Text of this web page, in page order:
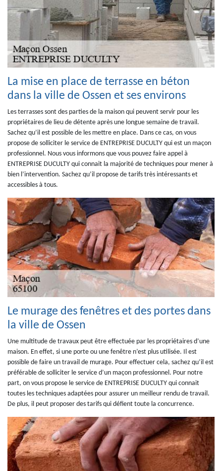
La mise en place de terrasse en béton
dans la ville de Ossen et ses environs
Les terrasses sont des parties de la maison qui peuvent servir pour les
propriétaires de lieu de détente après une longue semaine de travail.
Sachez qu’il est possible de les mettre en place. Dans ce cas, on vous
propose de solliciter le service de ENTREPRISE DUCULTY qui est un maçon
professionnel. Nous vous informons que vous pouvez faire appel à
ENTREPRISE DUCULTY qui connait la majorité de techniques pour mener à
bien l’intervention. Sachez qu’il propose de tarifs très intéressants et
accessibles à tous.
Le murage des fenêtres et des portes dans
la ville de Ossen
Une multitude de travaux peut être effectuée par les propriétaires d’une
maison. En effet, si une porte ou une fenêtre n’est plus utilisée. Il est
possible de faire un travail de murage. Pour effectuer cela, sachez qu’il est
préférable de solliciter le service d’un maçon professionnel. Pour notre
part, on vous propose le service de ENTREPRISE DUCULTY qui connait
toutes les techniques adaptées pour assurer un meilleur rendu de travail.
De plus, il peut proposer des tarifs qui défient toute la concurrence.